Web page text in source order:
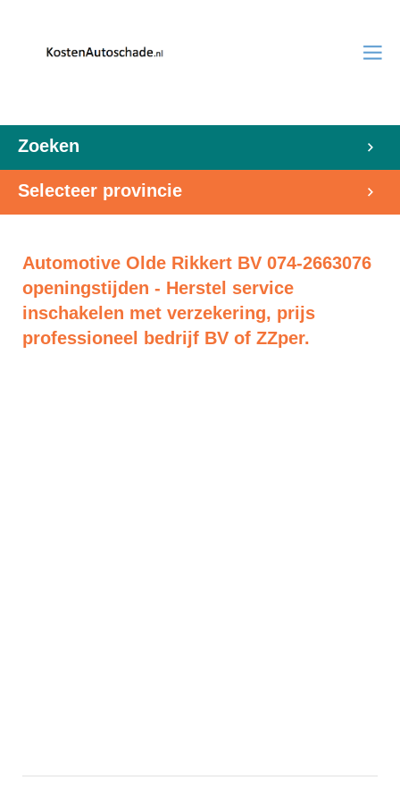
Zoeken
Selecteer provincie
Automotive Olde Rikkert BV 074-2663076
openingstijden - Herstel service
inschakelen met verzekering, prijs
professioneel bedrijf BV of ZZper.